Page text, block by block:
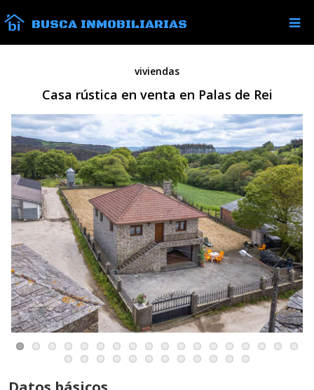
BUSCA INMOBILIARIAS
viviendas
Casa rústica en venta en Palas de Rei